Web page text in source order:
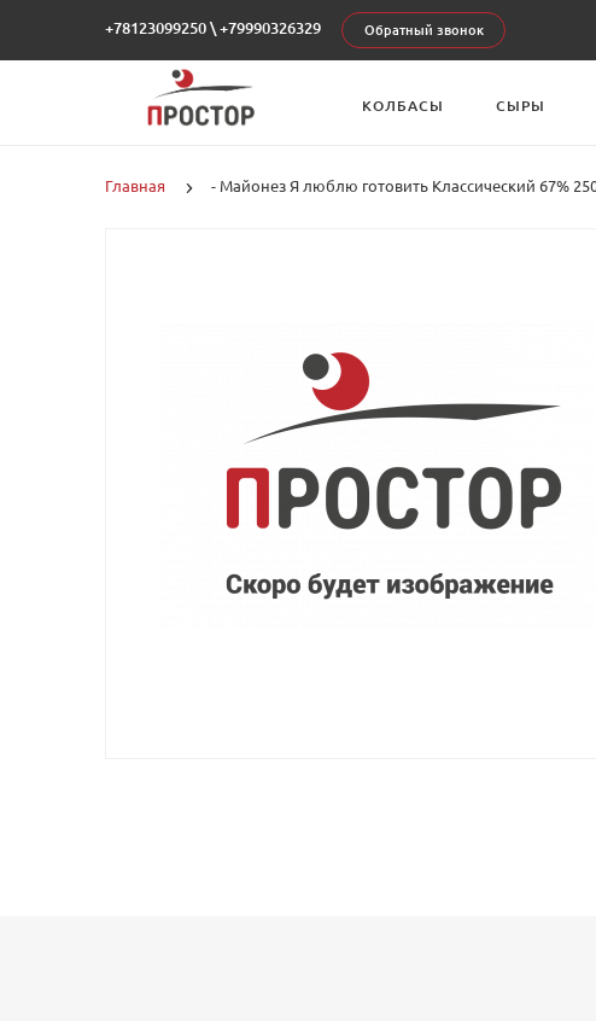
+78123099250 \ +79990326329 Обратный звонок
КОЛБАСЫ СЫРЫ
Главная - Майонез Я люблю готовить Классический 67%